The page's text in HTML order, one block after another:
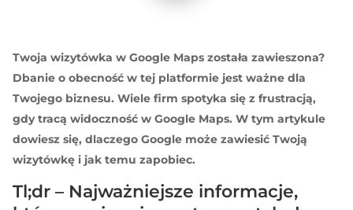
Twoja wizytówka w Google Maps została zawieszona?
Dbanie o obecność w tej platformie jest ważne dla
Twojego biznesu. Wiele firm spotyka się z frustracją,
gdy tracą widoczność w Google Maps. W tym artykule
dowiesz się, dlaczego Google może zawiesić Twoją
wizytówkę i jak temu zapobiec.
Tl;dr – Najważniejsze informacje,